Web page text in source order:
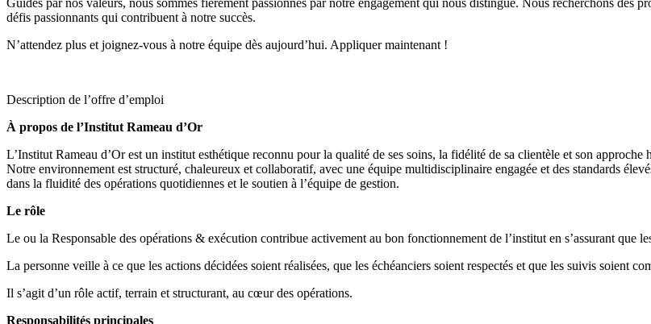
défis passionnants qui contribuent à notre succès.
N’attendez plus et joignez-vous à notre équipe dès aujourd’hui. Appliquer maintenant !
Description de l’offre d’emploi
À propos de l’Institut Rameau d’Or
L’Institut Rameau d’Or est un institut esthétique reconnu pour la qualité de ses soins, la fidélité de sa clientèle et son approche
Notre environnement est structuré, chaleureux et collaboratif, avec une équipe multidisciplinaire engagée et des standards
dans la fluidité des opérations quotidiennes et le soutien à l’équipe de gestion.
Le rôle
Le ou la Responsable des opérations & exécution contribue activement au bon fonctionnement de l’institut en s’assurant que
La personne veille à ce que les actions décidées soient réalisées, que les échéanciers soient respectés et que les suivis soient
Il s’agit d’un rôle actif, terrain et structurant, au cœur des opérations.
Responsabilités principales